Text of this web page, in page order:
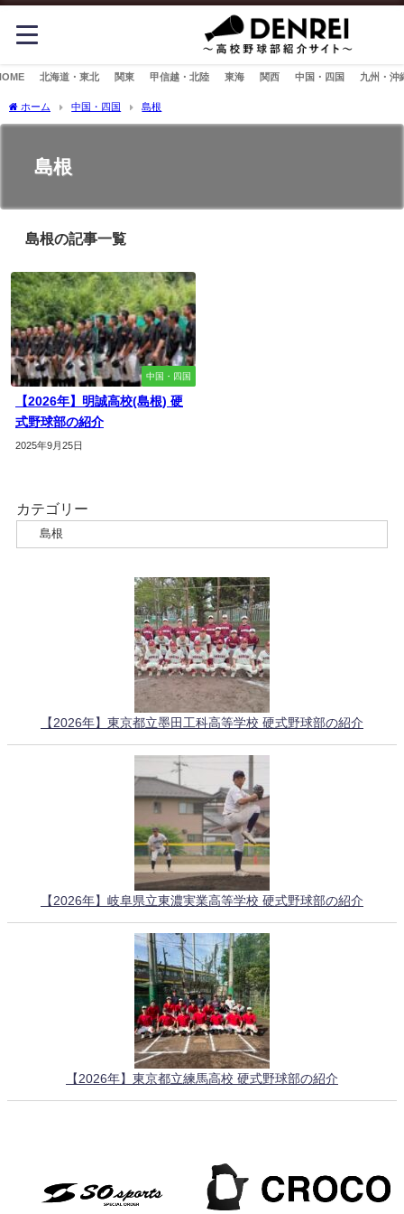
北海道・東北 関東 甲信越・北陸 東海 関西 中国・四国 九州・沖
ホーム 中国・四国 島根
島根
島根の記事一覧
中国・四国
【2026年】明誠高校(島根) 硬
式野球部の紹介
2025年9月25日
カテゴリー
【2026年】東京都立墨田工科高等学校 硬式野球部の紹介
【2026年】岐阜県立東濃実業高等学校 硬式野球部の紹介
【2026年】東京都立練馬高校 硬式野球部の紹介